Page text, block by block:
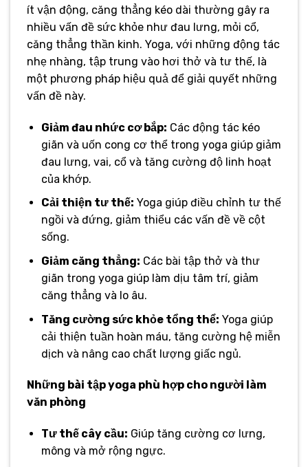
ít vận động, căng thẳng kéo dài thường gây ra
nhiều vấn đề sức khỏe như đau lưng, mỏi cổ,
căng thẳng thần kinh. Yoga, với những động tác
nhẹ nhàng, tập trung vào hơi thở và tư thế, là
một phương pháp hiệu quả để giải quyết những
vấn đề này.
Giảm đau nhức cơ bắp: Các động tác kéo
giãn và uốn cong cơ thể trong yoga giúp giảm
đau lưng, vai, cổ và tăng cường độ linh hoạt
của khớp.
Cải thiện tư thế: Yoga giúp điều chỉnh tư thế
ngồi và đứng, giảm thiểu các vấn đề về cột
sống.
Giảm căng thẳng: Các bài tập thở và thư
giãn trong yoga giúp làm dịu tâm trí, giảm
căng thẳng và lo âu.
Tăng cường sức khỏe tổng thể: Yoga giúp
cải thiện tuần hoàn máu, tăng cường hệ miễn
dịch và nâng cao chất lượng giấc ngủ.
Những bài tập yoga phù hợp cho người làm
văn phòng
Tư thế cây cầu: Giúp tăng cường cơ lưng,
mông và mở rộng ngực.